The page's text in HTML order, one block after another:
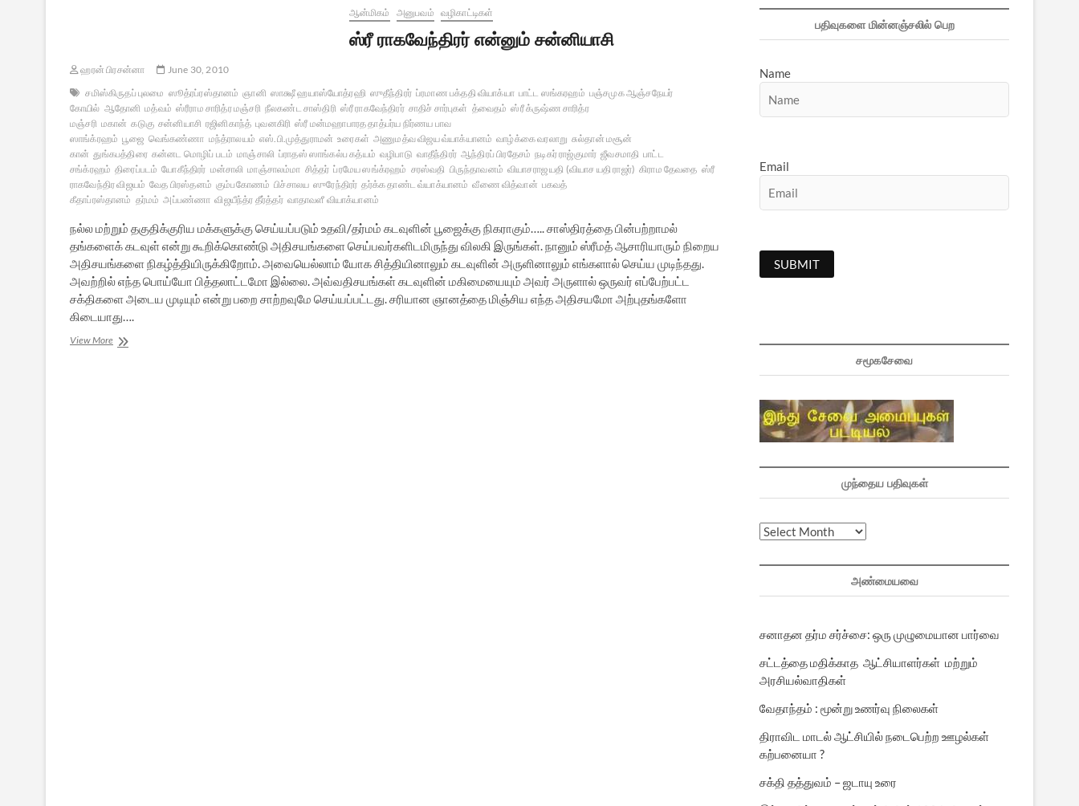
ஆன்மிகம் அனுபவம் வழிகாட்டிகள்
ஸ்ரீ ராகவேந்திரர் என்னும் சன்னியாசி
ஹரன் பிரசன்னா
June 30, 2010
சமிஸ்கிருதப் புலமை ஸூத்ரப்ரஸ்தானம் ஞானி ஸாக்ஷீ ஹயாஸ்யோத்ரஹி ஸுதீந்திரர் ப்ரமாண பக்ததி வியாக்யா பாட்ட ஸங்கரஹம் பஞ்சமுக ஆஞ்சநேயர்
கோயில் ஆதோனி மத்வம் ஸ்ரீராம சாரித்ர மஞ்சரி நீலகண்ட சாஸ்திரி ஸ்ரீ ராகவேந்திரர் சாதிச் சார்புகள் த்வைதம் ஸ்ரீ க்ருஷ்ண சாரித்ர
மஞ்சரி மகான் கடுகு சன்னியாசி ரஜினிகாந்த் புவனகிரி ஸ்ரீ மன்மஹாபாரத தாத்பர்ய நிர்ணய பாவ
ஸாங்க்ரஹம் பூஜை வெங்கண்ணா மந்த்ராலயம் எஸ்.பி.முத்துராமன் உரைகள் அணுமத்வ விஜய வ்யாக்யானம் வாழ்க்கை வரலாறு சுல்தான் மசூன்
கான் துங்கபத்திரை கன்னட மொழிப் படம் மாஞ்சாலி ப்ராதஸ் ஸாங்கல்ப கத்யம் வழிபாடு வாதீந்திரர் ஆந்திரப் பிரதேசம் நடிகர் ராஜ்குமார் ஜீவசமாதி பாட்ட
சங்க்ரஹம் திரைப்படம் யோகீந்திரர் மன்சாலி மாஞ்சாலம்மா சித்தர் ப்ரமேய ஸங்க்ரஹம் சரஸ்வதி பிருந்தாவனம் வியாசராஜ யதி (வியாச யதி ராஜர்) கிராம தேவதை ஸ்ரீ
ராகவேந்திர விஜயம் வேத பிரஸ்தனம் கும்பகோணம் பிச்சாலய ஸுரேந்திரர் தர்க்க தாண்ட வ்யாக்யானம் வீணை வித்வான் பகவத்
கீதாப்ரஸ்தானம் தர்மம் அப்பண்ணா விஜயீந்த்ர தீர்த்தர் வாதாவளீ வியாக்யானம்
நல்ல மற்றும் தகுதிக்குரிய மக்களுக்கு செய்யப்படும் உதவி/தர்மம் கடவுளின் பூஜைக்கு நிகராகும்….. சாஸ்திரத்தை பின்பற்றாமல்
தங்களைக் கடவுள் என்று கூறிக்கொண்டு அதிசயங்களை செய்பவர்களிடமிருந்து விலகி இருங்கள். நானும் ஸ்ரீமத் ஆசாரியாரும் நிறைய
அதிசயங்களை நிகழ்த்தியிருக்கிறோம். அவையெல்லாம் யோக சித்தியினாலும் கடவுளின் அருளினாலும் எங்களால் செய்ய முடிந்தது.
அவற்றில் எந்த பொய்யோ பித்தலாட்டமோ இல்லை. அவ்வதிசயங்கள் கடவுளின் மகிமையையும் அவர் அருளால் ஒருவர் எப்பேற்பட்ட
சக்திகளை அடைய முடியும் என்று பறை சாற்றவுமே செய்யப்பட்டது. சரியான ஞானத்தை மிஞ்சிய எந்த அதிசயமோ அற்புதங்களோ
கிடையாது….
View Moreஸ்ரீ
பதிவுகளை மின்னஞ்சலில் பெற
Name
Email
சமூகசேவை
முந்தைய பதிவுகள்
முந்தைய
அண்மையவை
சனாதன தர்ம சர்ச்சை: ஒரு முழுமையான பார்வை
சட்டத்தை மதிக்காத ஆட்சியாளர்கள் மற்றும்
அரசியல்வாதிகள்
வேதாந்தம் : மூன்று உணர்வு நிலைகள்
திராவிட மாடல் ஆட்சியில் நடைபெற்ற ஊழல்கள்
கற்பனையா ?
சக்தி தத்துவம் – ஜடாயு உரை